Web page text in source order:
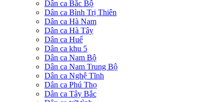
Dân ca Bắc Bộ
Dân ca Bình Trị Thiên
Dân ca Hà Nam
Dân ca Hà Tây
Dân ca Huế
Dân ca khu 5
Dân ca Nam Bộ
Dân ca Nam Trung Bộ
Dân ca Nghệ Tĩnh
Dân ca Phú Thọ
Dân ca Tây Bắc